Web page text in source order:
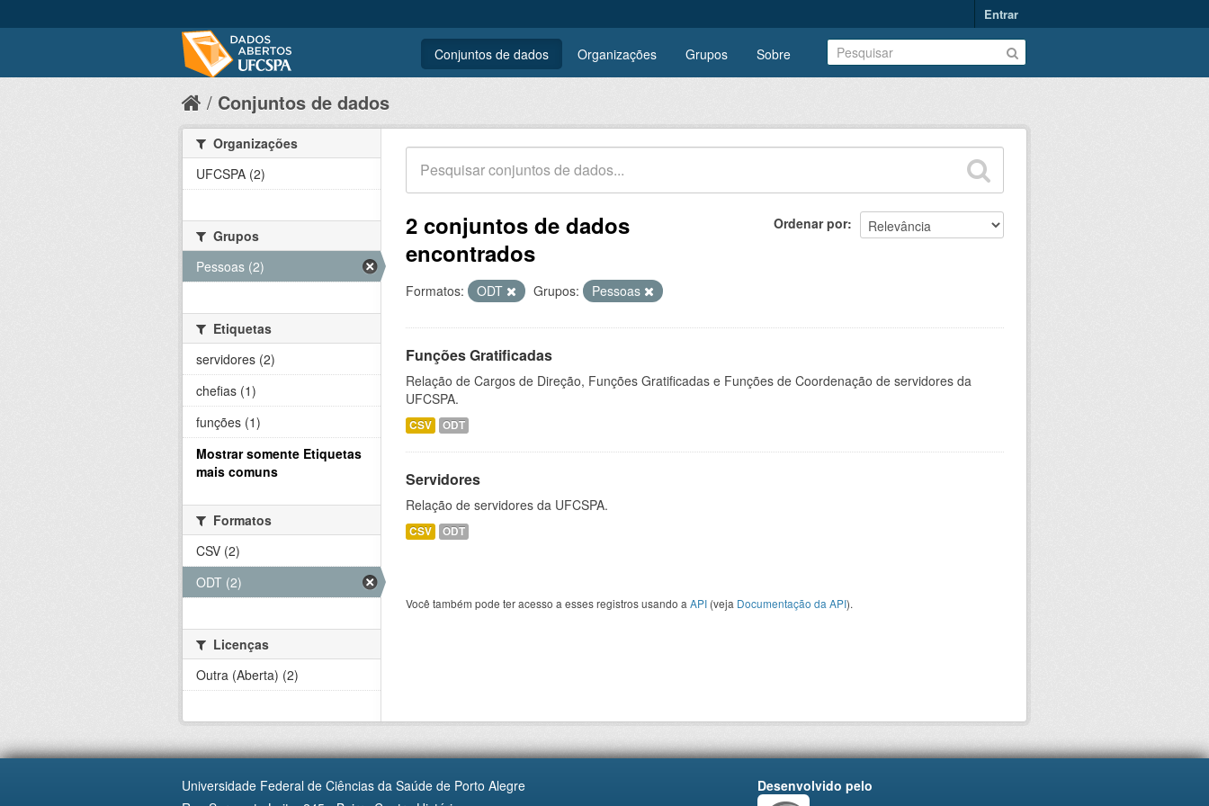
Entrar
Conjuntos de dados Organizações Grupos Sobre
Conjuntos de dados
Ordenar por
2 conjuntos de dados
encontrados
Formatos: ODT Grupos: Pessoas
Funções Gratificadas
Relação de Cargos de Direção, Funções Gratificadas e Funções de Coordenação de servidores da
UFCSPA.
CSV ODT
Servidores
Relação de servidores da UFCSPA.
CSV ODT
Você também pode ter acesso a esses registros usando a API (veja Documentação da API).
Organizações
UFCSPA (2)
Grupos
Pessoas (2)
Etiquetas
servidores (2)
chefias (1)
funções (1)
Mostrar somente Etiquetas
mais comuns
Formatos
CSV (2)
ODT (2)
Licenças
Outra (Aberta) (2)
Universidade Federal de Ciências da Saúde de Porto Alegre
Desenvolvido pelo